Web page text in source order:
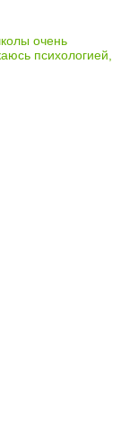
очень
психологией,